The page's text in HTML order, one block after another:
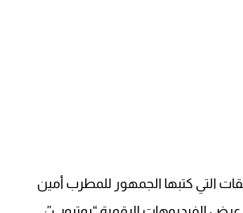
التي كتبها الجمهور للمطرب أمين